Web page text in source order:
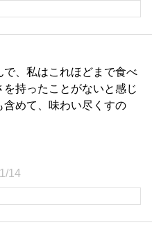
で、私はこれほどまで食べ
持ったことがないと感じ
含めて、味わい尽くすの
14